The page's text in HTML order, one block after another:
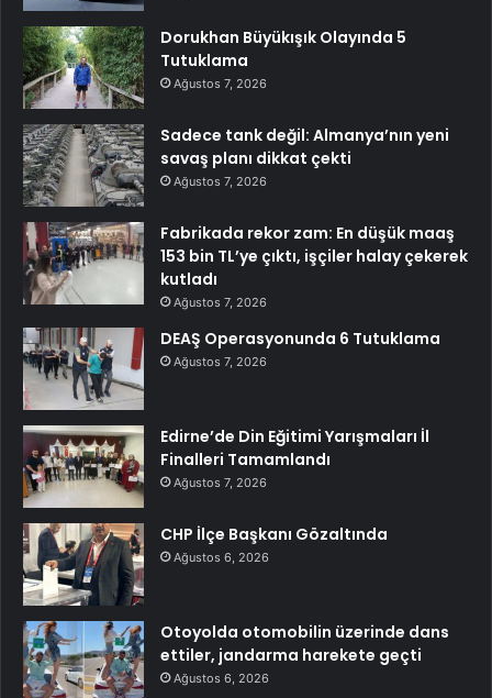
Dorukhan Büyükışık Olayında 5
Tutuklama
Ağustos 7, 2026
Sadece tank değil: Almanya’nın yeni
savaş planı dikkat çekti
Ağustos 7, 2026
Fabrikada rekor zam: En düşük maaş
153 bin TL’ye çıktı, işçiler halay çekerek
kutladı
Ağustos 7, 2026
DEAŞ Operasyonunda 6 Tutuklama
Ağustos 7, 2026
Edirne’de Din Eğitimi Yarışmaları İl
Finalleri Tamamlandı
Ağustos 7, 2026
CHP İlçe Başkanı Gözaltında
Ağustos 6, 2026
Otoyolda otomobilin üzerinde dans
ettiler, jandarma harekete geçti
Ağustos 6, 2026